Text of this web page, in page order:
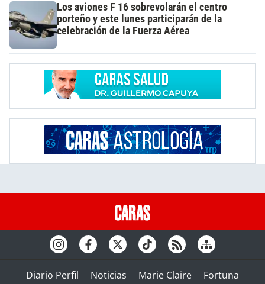
Los aviones F 16 sobrevolarán el centro
porteño y este lunes participarán de la
celebración de la Fuerza Aérea
Diario Perfil Noticias Marie Claire Fortuna